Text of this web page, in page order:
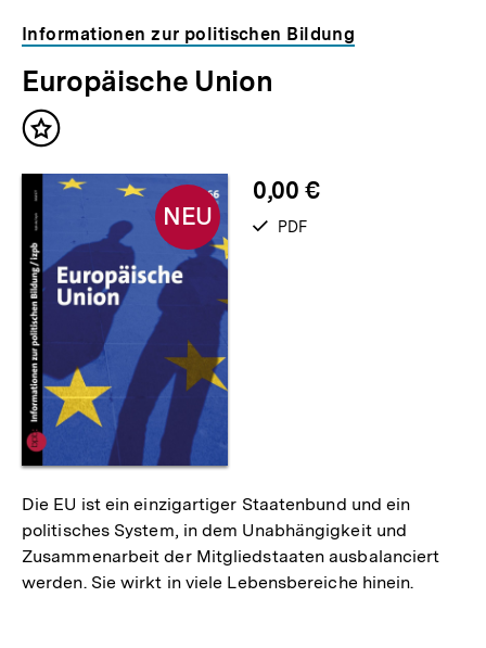
Informationen zur politischen Bildung
Europäische Union
Neu
imInhalt
NEU
0,00 €
verfügbar
PDF
Die EU ist ein einzigartiger Staatenbund und ein
politisches System, in dem Unabhängigkeit und
Zusammenarbeit der Mitgliedstaaten ausbalanciert
werden. Sie wirkt in viele Lebensbereiche hinein.